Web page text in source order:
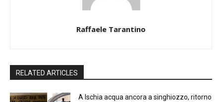
Raffaele Tarantino
RELATED ARTICLES
A Ischia acqua ancora a singhiozzo, ritorno